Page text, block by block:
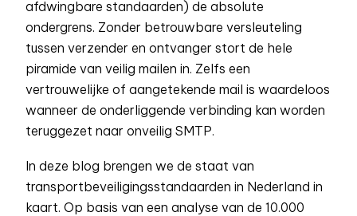
afdwingbare standaarden) de absolute
ondergrens. Zonder betrouwbare versleuteling
tussen verzender en ontvanger stort de hele
piramide van veilig mailen in. Zelfs een
vertrouwelijke of aangetekende mail is waardeloos
wanneer de onderliggende verbinding kan worden
teruggezet naar onveilig SMTP.
In deze blog brengen we de staat van
transportbeveiligingsstandaarden in Nederland in
kaart. Op basis van een analyse van de 10.000